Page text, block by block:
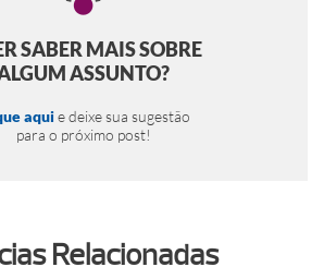
SABER MAIS SOBRE
ASSUNTO?
aquie deixe sua sugestão
para o próximo post!
Relacionadas